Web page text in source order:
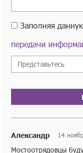
Заполняя
передачи
Александр 14
Мостоотрядовцы